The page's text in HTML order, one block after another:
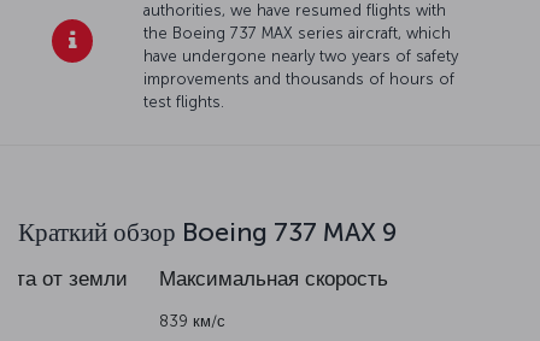
authorities, we have resumed flights with
the Boeing 737 MAX series aircraft, which
have undergone nearly two years of safety
improvements and thousands of hours of
test flights.
Краткий обзор Boeing 737 MAX 9
от земли Максимальная скорость
839 км/с